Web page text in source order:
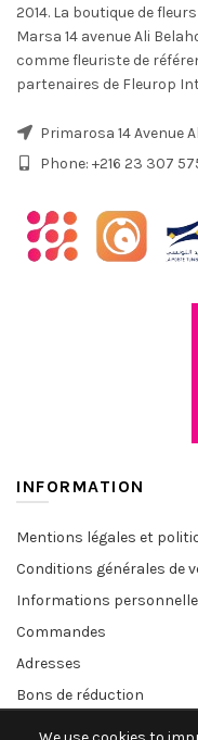
2014. La boutique de
Marsa 14 avenue Ali
comme fleuriste de
partenaires de Fleurop
Primarosa 14 Avenue
Phone: +216 23 307
INFORMATION
Mentions légales et
Conditions générales de
Informations
Commandes
Adresses
Bons de réduction